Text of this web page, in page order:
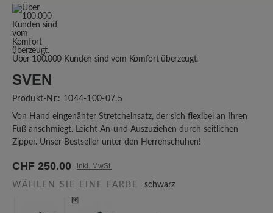
Über 100.000 Kunden sind vom Komfort überzeugt.
SVEN
Produkt-Nr.: 1044-100-07,5
Von Hand eingenähter Stretcheinsatz, der sich flexibel an Ihren
Fuß anschmiegt. Leicht An-und Auszuziehen durch seitlichen
Zipper. Unser Bestseller unter den Herrenschuhen!
CHF 250.00 inkl. MwSt.
WÄHLEN SIE EINE FARBE schwarz